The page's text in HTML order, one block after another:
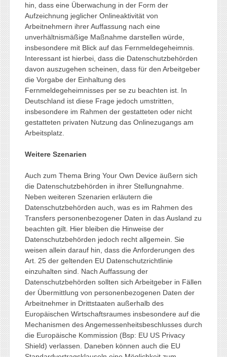
hin, dass eine Überwachung in der Form der
Aufzeichnung jeglicher Onlineaktivität von
Arbeitnehmern ihrer Auffassung nach eine
unverhältnismäßige Maßnahme darstellen würde,
insbesondere mit Blick auf das Fernmeldegeheimnis.
Interessant ist hierbei, dass die Datenschutzbehörden
davon auszugehen scheinen, dass für den Arbeitgeber
die Vorgabe der Einhaltung des
Fernmeldegeheimnisses per se zu beachten ist. In
Deutschland ist diese Frage jedoch umstritten,
insbesondere im Rahmen der gestatteten oder nicht
gestatteten privaten Nutzung das Onlinezugangs am
Arbeitsplatz.
Weitere Szenarien
Auch zum Thema Bring Your Own Device äußern sich
die Datenschutzbehörden in ihrer Stellungnahme.
Neben weiteren Szenarien erläutern die
Datenschutzbehörden auch, was es im Rahmen des
Transfers personenbezogener Daten in das Ausland zu
beachten gilt. Hier bleiben die Hinweise der
Datenschutzbehörden jedoch recht allgemein. Sie
weisen allein darauf hin, dass die Anforderungen des
Art. 25 der geltenden EU Datenschutzrichtlinie
einzuhalten sind. Nach Auffassung der
Datenschutzbehörden sollten sich Arbeitgeber in Fällen
der Übermittlung von personenbezogenen Daten der
Arbeitnehmer in Drittstaaten außerhalb des
Europäischen Wirtschaftsraumes insbesondere auf die
Mechanismen des Angemessenheitsbeschlusses durch
die Europäische Kommission (Bsp: EU US Privacy
Shield) verlassen. Daneben können auch die EU